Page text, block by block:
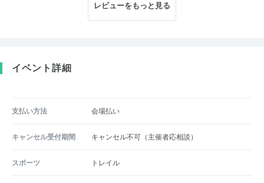
レビューをもっと見る
イベント詳細
支払い方法 会場払い
キャンセル受付期間 キャンセル不可（主催者応相談）
スポーツ トレイル